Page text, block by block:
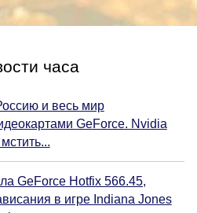
часа
и весь мир
GeForce. Nvidia
GeForce Hotfix 566.45,
в игре Indiana Jones